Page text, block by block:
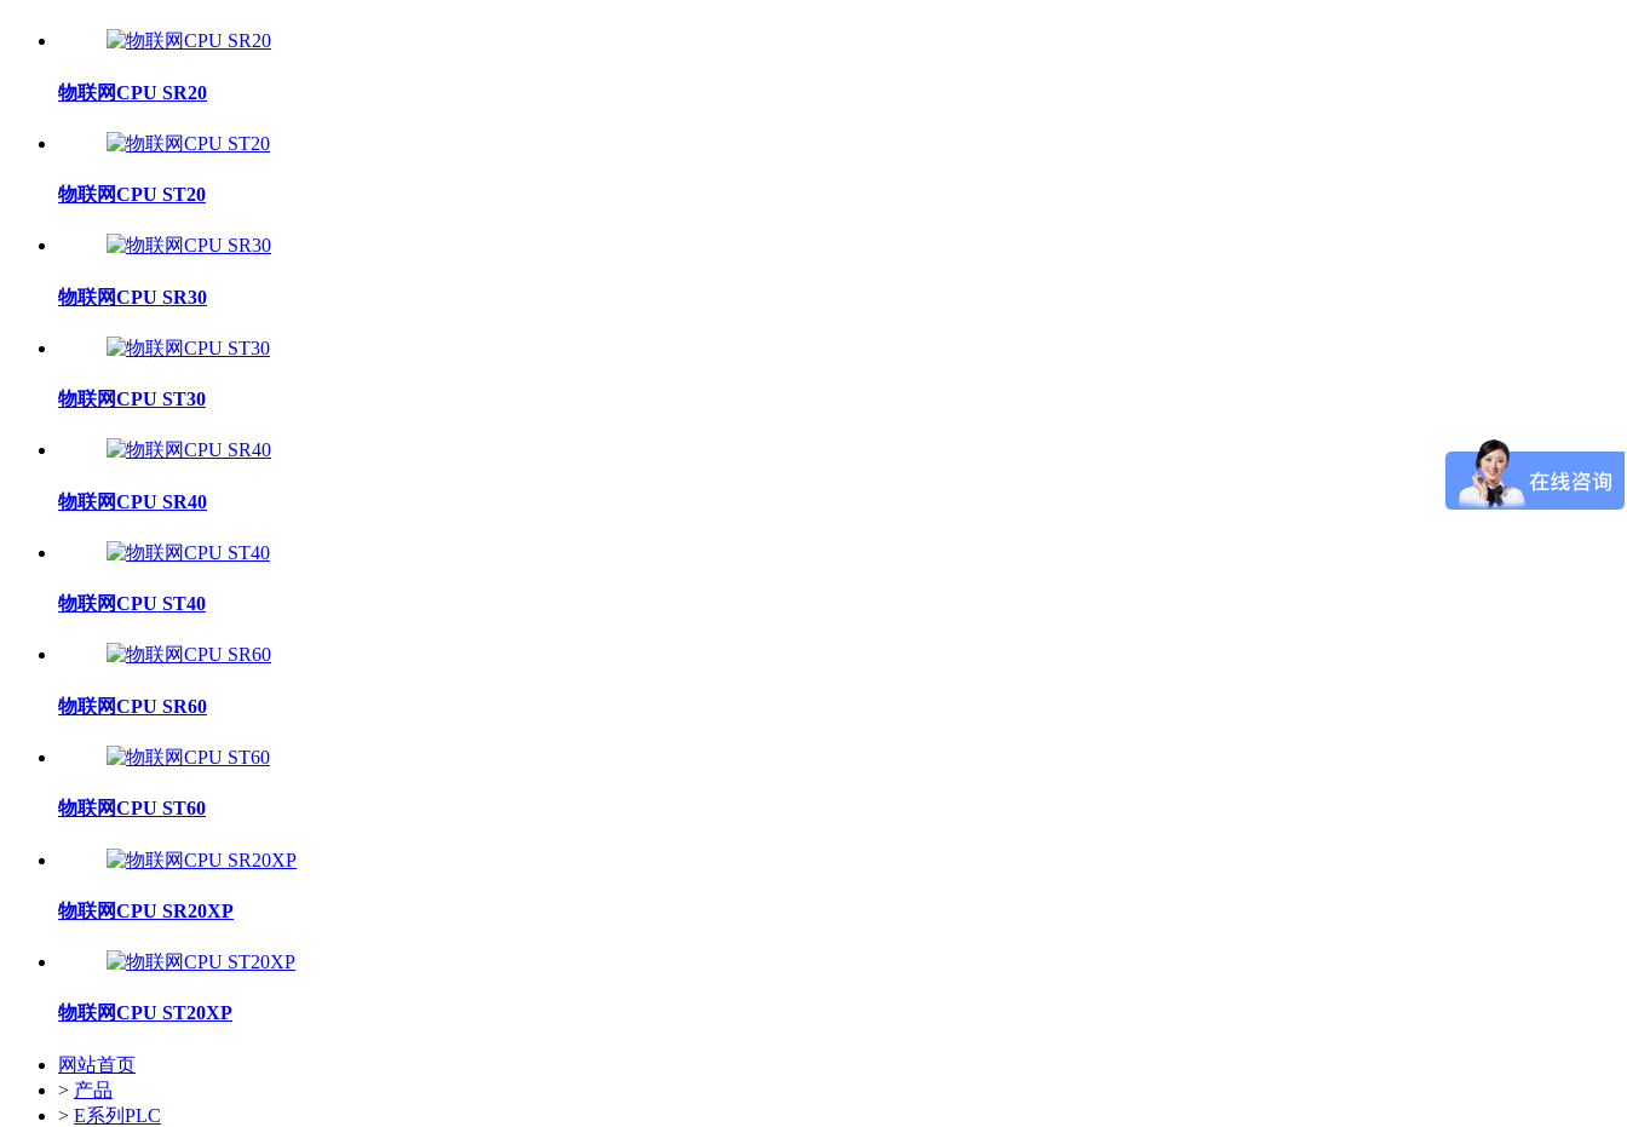
物联网CPU SR20
物联网CPU ST20
物联网CPU SR30
物联网CPU ST30
物联网CPU SR40
物联网CPU ST40
物联网CPU SR60
物联网CPU ST60
物联网CPU SR20XP
物联网CPU ST20XP
网站首页
> 产品
> E系列PLC